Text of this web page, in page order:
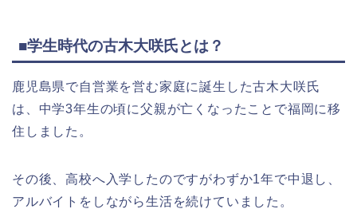
■学生時代の古木大咲氏とは？
鹿児島県で自営業を営む家庭に誕生した古木大咲氏
は、中学3年生の頃に父親が亡くなったことで福岡に移
住しました。
その後、高校へ入学したのですがわずか1年で中退し、
アルバイトをしながら生活を続けていました。